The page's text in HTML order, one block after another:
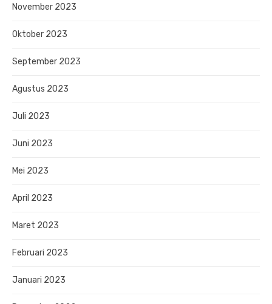
November 2023
Oktober 2023
September 2023
Agustus 2023
Juli 2023
Juni 2023
Mei 2023
April 2023
Maret 2023
Februari 2023
Januari 2023